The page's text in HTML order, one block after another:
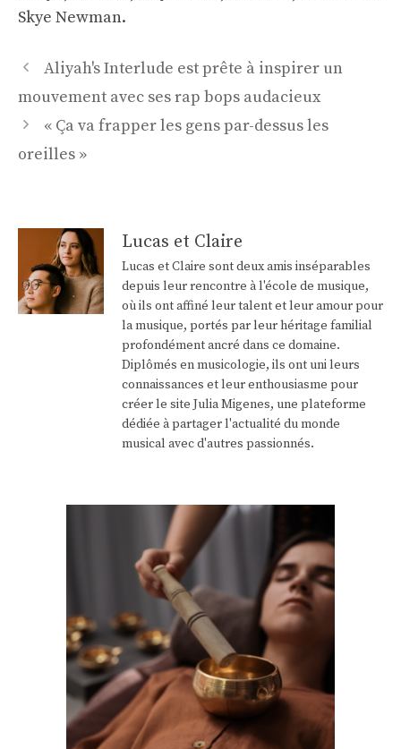
Skye Newman.
Navigation
des
Aliyah's Interlude est prête à inspirer un
mouvement avec ses rap bops audacieux
« Ça va frapper les gens par-dessus les
oreilles »
Lucas et Claire
Lucas et Claire sont deux amis inséparables
depuis leur rencontre à l'école de musique,
où ils ont affiné leur talent et leur amour pour
la musique, portés par leur héritage familial
profondément ancré dans ce domaine.
Diplômés en musicologie, ils ont uni leurs
connaissances et leur enthousiasme pour
créer le site Julia Migenes, une plateforme
dédiée à partager l'actualité du monde
musical avec d'autres passionnés.